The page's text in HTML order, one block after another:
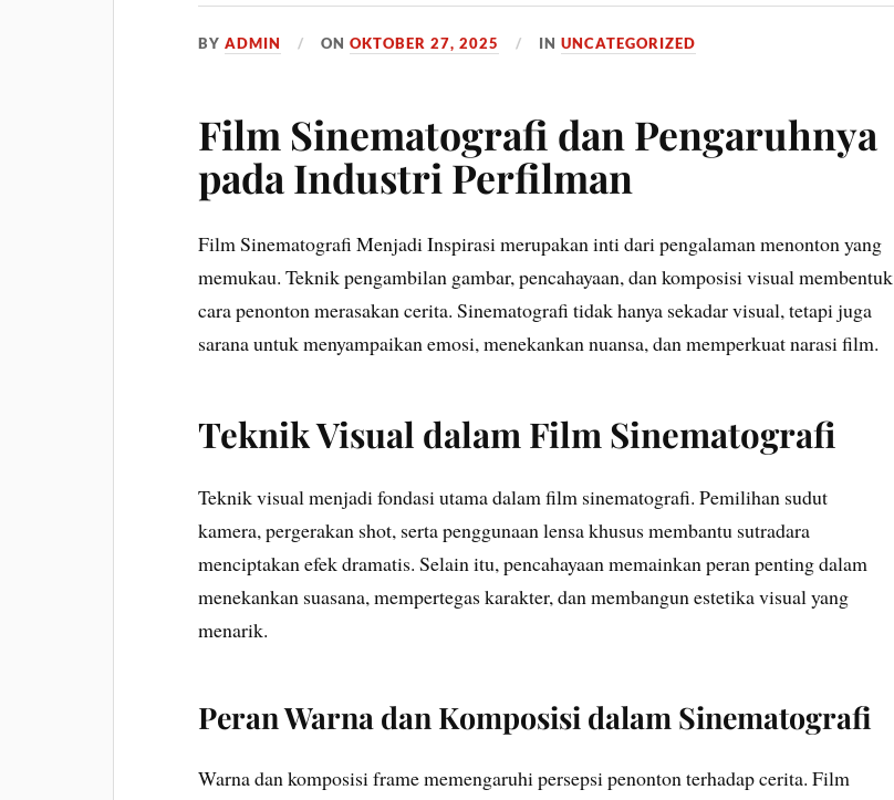
BYADMIN ONOKTOBER 27, 2025 INUNCATEGORIZED
Film Sinematografi dan Pengaruhnya
pada Industri Perfilman
Film Sinematografi Menjadi Inspirasi merupakan inti dari pengalaman menonton yang
memukau. Teknik pengambilan gambar, pencahayaan, dan komposisi visual membentuk
cara penonton merasakan cerita. Sinematografi tidak hanya sekadar visual, tetapi juga
sarana untuk menyampaikan emosi, menekankan nuansa, dan memperkuat narasi film.
Teknik Visual dalam Film Sinematografi
Teknik visual menjadi fondasi utama dalam film sinematografi. Pemilihan sudut
kamera, pergerakan shot, serta penggunaan lensa khusus membantu sutradara
menciptakan efek dramatis. Selain itu, pencahayaan memainkan peran penting dalam
menekankan suasana, mempertegas karakter, dan membangun estetika visual yang
menarik.
Peran Warna dan Komposisi dalam Sinematografi
Warna dan komposisi frame memengaruhi persepsi penonton terhadap cerita. Film